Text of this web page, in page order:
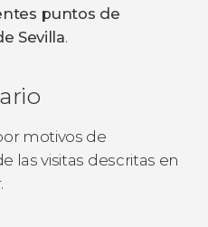
puntos de
Sevilla.
motivos de
las visitas descritas en